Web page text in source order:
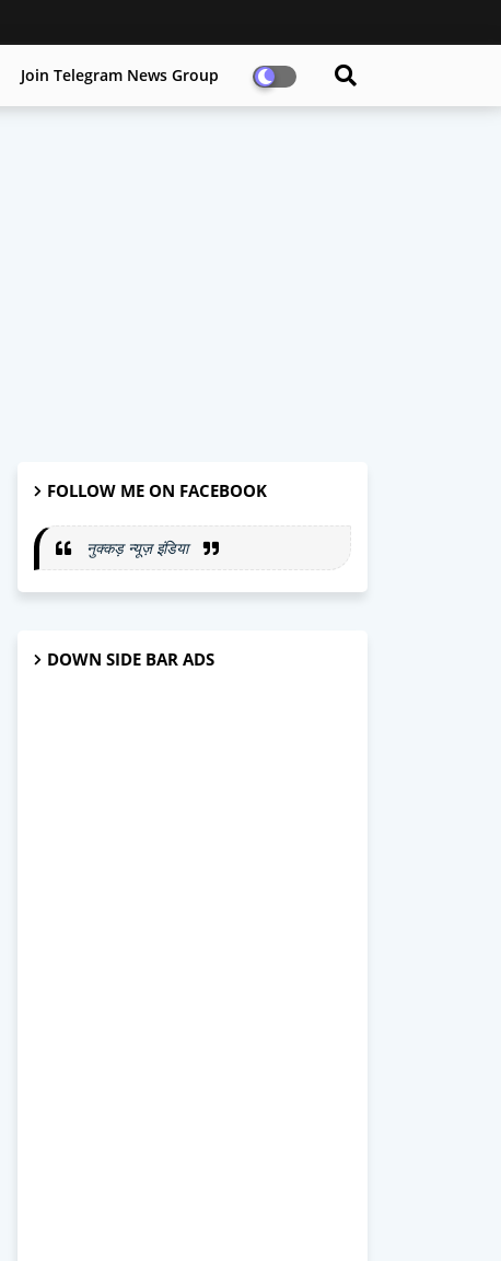
Join Telegram News Group
FOLLOW ME ON FACEBOOK
नुक्कड़ न्यूज़ इंडिया
DOWN SIDE BAR ADS